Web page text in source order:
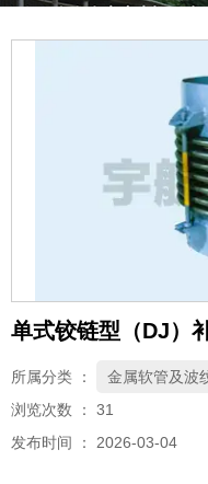
补偿器
单式铰链型（DJ）
所属分类 ：
金属软管及波
浏览次数 ： 31
发布时间 ： 2026-03-04